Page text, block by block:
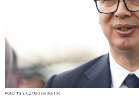
Foto: Tanjug/Jadranka Ilić